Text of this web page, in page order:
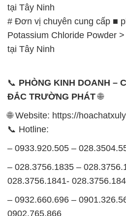
📞PHÒNG KINH DOANH –
ĐẮC TRƯỜNG PHÁT🌐
🌐 Website: https://
– 0933.920.505 –
028.3756.1841-
0902.765.866
📧 Email:
TRƯỜNG PHÁT